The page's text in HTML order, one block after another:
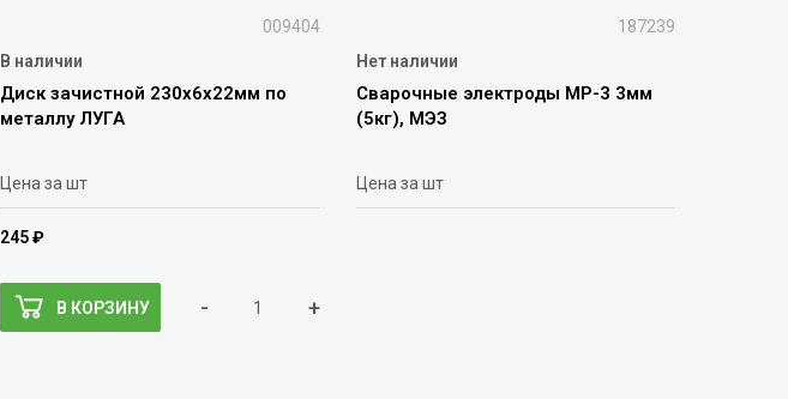
009404
В наличии
Диск зачистной 230х6х22мм по
металлу ЛУГА
Цена за шт
245 ₽
В КОРЗИНУ - +
187239
Нет наличии
Сварочные электроды МР-3 3мм
(5кг), МЭЗ
Цена за шт